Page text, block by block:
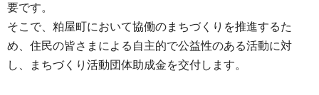
要です。
そこで、粕屋町において協働のまちづくりを推進するた
め、住民の皆さまによる自主的で公益性のある活動に対
し、まちづくり活動団体助成金を交付します。